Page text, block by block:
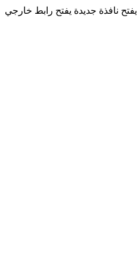
يفتح نافذة جديدة يفتح رابط خارجي